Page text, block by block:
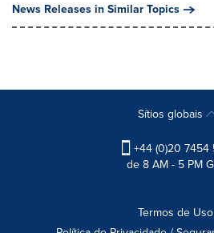
News Releases in Similar Topics
Sítios globais
+44 (0)20 7454
de 8 AM - 5 PM
Termos de Uso